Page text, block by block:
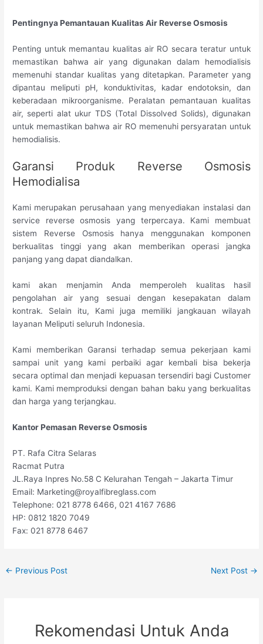
Pentingnya Pemantauan Kualitas Air Reverse Osmosis
Penting untuk memantau kualitas air RO secara teratur untuk
memastikan bahwa air yang digunakan dalam hemodialisis
memenuhi standar kualitas yang ditetapkan. Parameter yang
dipantau meliputi pH, konduktivitas, kadar endotoksin, dan
keberadaan mikroorganisme. Peralatan pemantauan kualitas
air, seperti alat ukur TDS (Total Dissolved Solids), digunakan
untuk memastikan bahwa air RO memenuhi persyaratan untuk
hemodialisis.
Garansi Produk Reverse Osmosis
Hemodialisa
Kami merupakan perusahaan yang menyediakan instalasi dan
service reverse osmosis yang terpercaya. Kami membuat
sistem Reverse Osmosis hanya menggunakan komponen
berkualitas tinggi yang akan memberikan operasi jangka
panjang yang dapat diandalkan.
kami akan menjamin Anda memperoleh kualitas hasil
pengolahan air yang sesuai dengan kesepakatan dalam
kontrak. Selain itu, Kami juga memiliki jangkauan wilayah
layanan Meliputi seluruh Indonesia.
Kami memberikan Garansi terhadap semua pekerjaan kami
sampai unit yang kami perbaiki agar kembali bisa bekerja
secara optimal dan menjadi kepuasan tersendiri bagi Customer
kami. Kami memproduksi dengan bahan baku yang berkualitas
dan harga yang terjangkau.
Kantor Pemasan Reverse Osmosis
PT. Rafa Citra Selaras
Racmat Putra
JL.Raya Inpres No.58 C Kelurahan Tengah – Jakarta Timur
Email: Marketing@royalfibreglass.com
Telephone: 021 8778 6466, 021 4167 7686
HP: 0812 1820 7049
Fax: 021 8778 6467
← Previous Post Next Post →
Rekomendasi Untuk Anda